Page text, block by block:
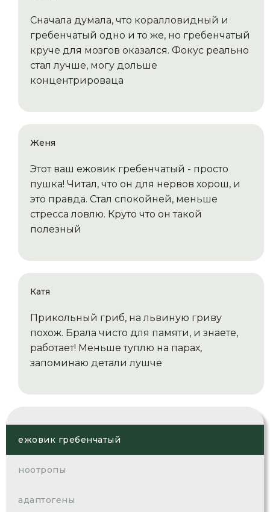
ежовик гребенчатый
ноотропы
адаптогены
Сначала думала, что коралловидный и
гребенчатый одно и то же, но гребенчатый
круче для мозгов оказался. Фокус реально
стал лучше, могу дольше
концентрироваца
Женя
Этот ваш ежовик гребенчатый - просто
пушка! Читал, что он для нервов хорош, и
это правда. Стал спокойней, меньше
стресса ловлю. Круто что он такой
полезный
Катя
Прикольный гриб, на львиную гриву
похож. Брала чисто для памяти, и знаете,
работает! Меньше туплю на парах,
запоминаю детали лушче